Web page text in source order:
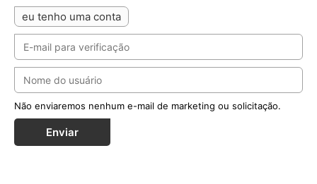
eu tenho uma conta
Não enviaremos nenhum e-mail de marketing ou solicitação.
Enviar